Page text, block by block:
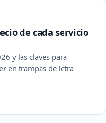
de cada servicio
y las claves para
en trampas de letra